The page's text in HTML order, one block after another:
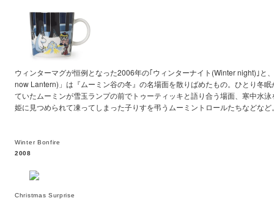
ウィンターマグが恒例となった2006年の｢ウィンターナイト(Winter night)｣と
now Lantern)」は『ムーミン谷の冬』の名場面を散りばめたもの。ひとり冬
ていたムーミンが雪玉ランプの前でトゥーティッキと語り合う場面、寒中水
姫に見つめられて凍ってしまった子りすを弔うムーミントロールたちなどなど
Winter Bonfire
2008
Christmas Surprise